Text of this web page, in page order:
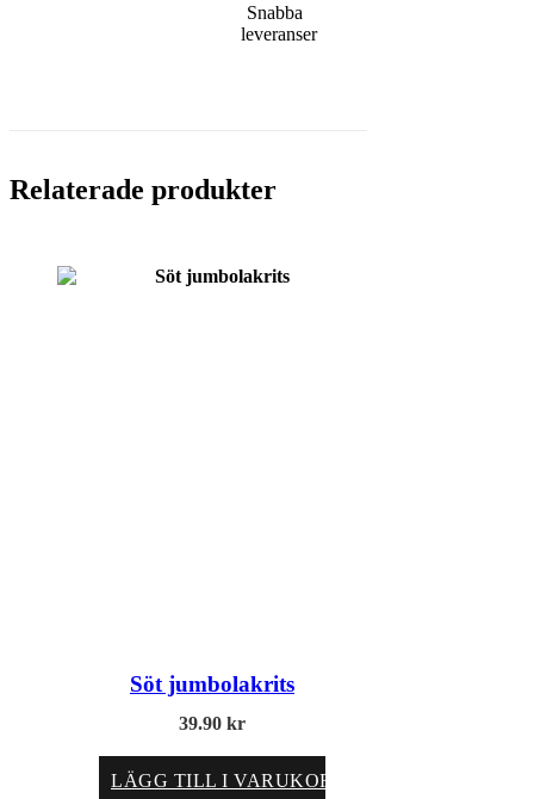
Snabba
leveranser
Relaterade produkter
LÄGG TILL I VARUKORG
Söt jumbolakrits
39.90 kr